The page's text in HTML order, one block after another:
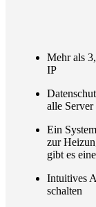
Mehr als
IP
alle
Ein
zur
gibt es
Intuitives
schalten